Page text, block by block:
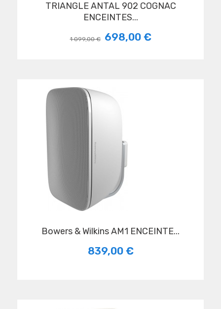
TRIANGLE ANTAL 902 COGNAC
ENCEINTES...
1 099,00 € 698,00 €
Bowers & Wilkins AM1 ENCEINTE...
839,00 €